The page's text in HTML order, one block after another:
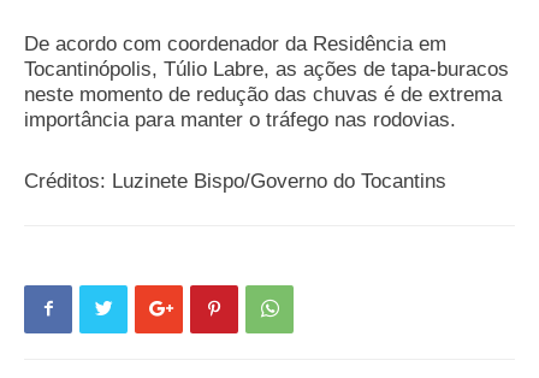
De acordo com coordenador da Residência em
Tocantinópolis, Túlio Labre, as ações de tapa-buracos
neste momento de redução das chuvas é de extrema
importância para manter o tráfego nas rodovias.
Créditos: Luzinete Bispo/Governo do Tocantins